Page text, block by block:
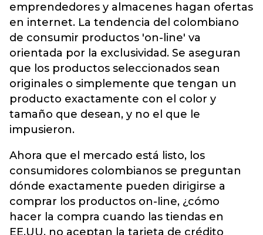
emprendedores y almacenes hagan ofertas
en internet. La tendencia del colombiano
de consumir productos 'on-line' va
orientada por la exclusividad. Se aseguran
que los productos seleccionados sean
originales o simplemente que tengan un
producto exactamente con el color y
tamaño que desean, y no el que le
impusieron.
Ahora que el mercado está listo, los
consumidores colombianos se preguntan
dónde exactamente pueden dirigirse a
comprar los productos on-line, ¿cómo
hacer la compra cuando las tiendas en
EE.UU. no aceptan la tarjeta de crédito